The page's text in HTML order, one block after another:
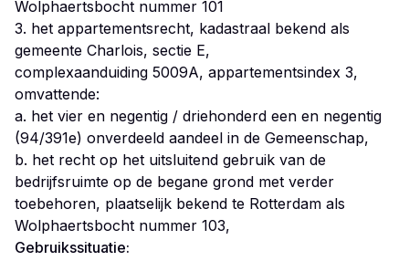
Wolphaertsbocht nummer 101
3. het appartementsrecht, kadastraal bekend als
gemeente Charlois, sectie E,
complexaanduiding 5009A, appartementsindex 3,
omvattende:
a. het vier en negentig / driehonderd een en negentig
(94/391e) onverdeeld aandeel in de Gemeenschap,
b. het recht op het uitsluitend gebruik van de
bedrijfsruimte op de begane grond met verder
toebehoren, plaatselijk bekend te Rotterdam als
Gebruikssituatie: